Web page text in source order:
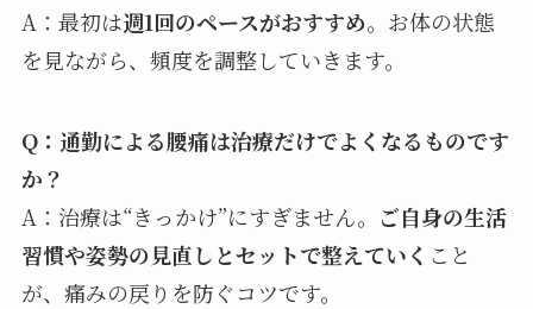
A：最初は週1回のペースがおすすめ。お体の状態
を見ながら、頻度を調整していきます。
Q：通勤による腰痛は治療だけでよくなるものです
か？
A：治療は“きっかけ”にすぎません。 ご自身の生活
習慣や姿勢の見直しとセットで整えていく こと
が、痛みの戻りを防ぐコツです。